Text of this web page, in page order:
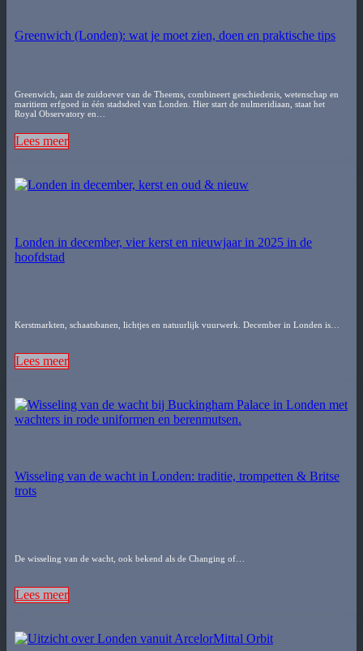
Greenwich (Londen): wat je moet zien, doen en praktische tips
Greenwich, aan de zuidoever van de Theems, combineert geschiedenis, wetenschap en
maritiem erfgoed in één stadsdeel van Londen. Hier start de nulmeridiaan, staat het
Royal Observatory en…
Lees meer
Londen in december, vier kerst en nieuwjaar in 2025 in de
hoofdstad
Kerstmarkten, schaatsbanen, lichtjes en natuurlijk vuurwerk. December in Londen is…
Lees meer
Wisseling van de wacht in Londen: traditie, trompetten & Britse
trots
De wisseling van de wacht, ook bekend als de Changing of…
Lees meer